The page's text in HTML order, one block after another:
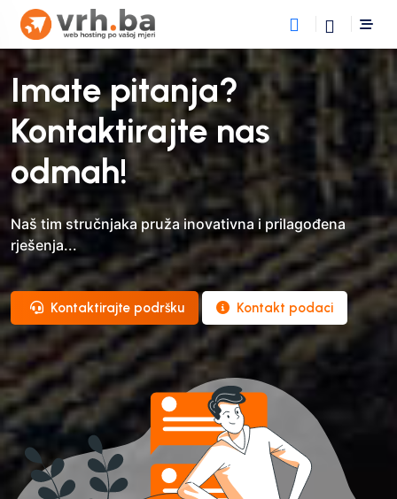
Imate pitanja?
Kontaktirajte nas
odmah!
Naš tim stručnjaka pruža inovativna i prilagođena
rješenja...
Kontaktirajte podršku Kontakt podaci